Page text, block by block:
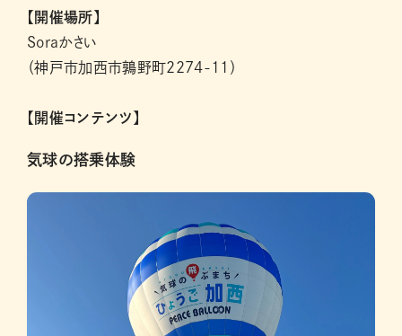
【開催場所】
Soraかさい
（神戸市加西市鶉野町2274-11）
【開催コンテンツ】
気球の搭乗体験